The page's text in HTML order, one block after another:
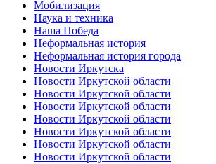
Мобилизация
Наука и техника
Наша Победа
Неформальная история
Неформальная история города
Новости Иркутска
Новости Иркутской области
Новости Иркутской области
Новости Иркутской области
Новости Иркутской области
Новости Иркутской области
Новости Иркутской области
Новости Иркутской области